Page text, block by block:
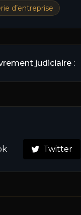
d’entreprise
judiciaire :
Twitter